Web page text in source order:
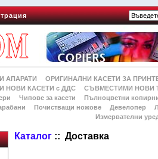
АПАРАТИ
ОРИГИНАЛНИ КАСЕТИ ЗА
НОВИ КАСЕТИ с ДДС
СЪВМЕСТИМИ НОВИ
Чипове за касети
Пълноцветни
Почистващи ножове Девелопер
Измервателни
Каталог :: Доставка